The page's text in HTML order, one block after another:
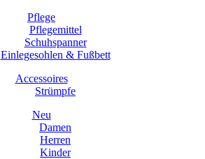
Pflege
Pflegemittel
Schuhspanner
Einlegesohlen & Fußbett
Accessoires
Strümpfe
Neu
Damen
Herren
Kinder